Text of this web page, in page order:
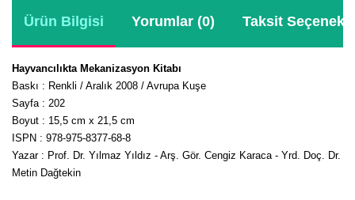
Ürün Bilgisi Yorumlar (0) Taksit
Hayvancılıkta Mekanizasyon Kitabı
Baskı : Renkli / Aralık 2008 / Avrupa Kuşe
Sayfa : 202
Boyut : 15,5 cm x 21,5 cm
ISPN : 978-975-8377-68-8
Yazar : Prof. Dr. Yılmaz Yıldız - Arş. Gör. Cengiz Karaca - Yrd. Doç. Dr.
Metin Dağtekin
Kiraz Fidanı
Kızılcık Fidanı
Kocayemiş Fidanı
Kuşburnu Fidanı